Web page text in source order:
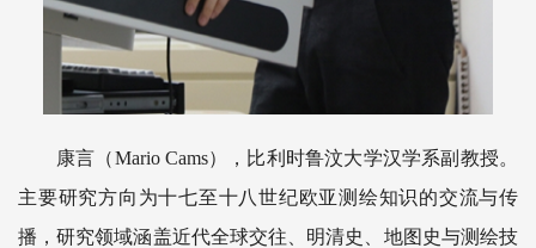
康言（Mario Cams），比利时鲁汶大学汉学系副教授。
主要研究方向为十七至十八世纪欧亚测绘知识的交流与传
播，研究领域涵盖近代全球交往、明清史、地图史与测绘技